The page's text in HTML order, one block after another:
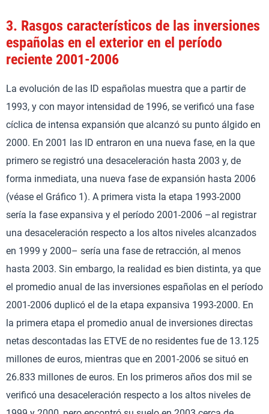
3. Rasgos característicos de las inversiones
españolas en el exterior en el período
reciente 2001-2006
La evolución de las ID españolas muestra que a partir de
1993, y con mayor intensidad de 1996, se verificó una fase
cíclica de intensa expansión que alcanzó su punto álgido en
2000. En 2001 las ID entraron en una nueva fase, en la que
primero se registró una desaceleración hasta 2003 y, de
forma inmediata, una nueva fase de expansión hasta 2006
(véase el Gráfico 1). A primera vista la etapa 1993-2000
sería la fase expansiva y el período 2001-2006 –al registrar
una desaceleración respecto a los altos niveles alcanzados
en 1999 y 2000– sería una fase de retracción, al menos
hasta 2003. Sin embargo, la realidad es bien distinta, ya que
el promedio anual de las inversiones españolas en el período
2001-2006 duplicó el de la etapa expansiva 1993-2000. En
la primera etapa el promedio anual de inversiones directas
netas descontadas las ETVE de no residentes fue de 13.125
millones de euros, mientras que en 2001-2006 se situó en
26.833 millones de euros. En los primeros años dos mil se
verificó una desaceleración respecto a los altos niveles de